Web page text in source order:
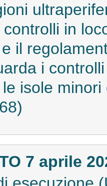
in
il
i
isole
7 aprile